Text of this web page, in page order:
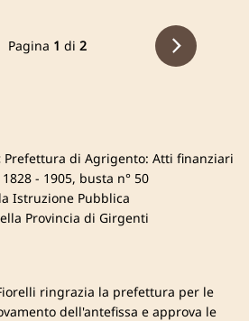
Pagina 1 di 2
Prefettura di Agrigento: Atti finanziari
- 1905, busta n° 50
Istruzione Pubblica
Provincia di Girgenti
ringrazia la prefettura per le
dell'antefissa e approva le